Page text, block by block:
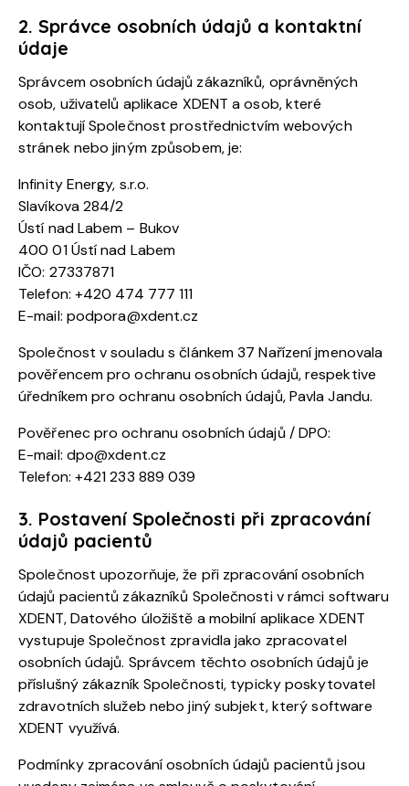
2. Správce osobních údajů a kontaktní
údaje
Správcem osobních údajů zákazníků, oprávněných
osob, uživatelů aplikace XDENT a osob, které
kontaktují Společnost prostřednictvím webových
stránek nebo jiným způsobem, je:
Infinity Energy, s.r.o.
Slavíkova 284/2
Ústí nad Labem – Bukov
400 01 Ústí nad Labem
IČO: 27337871
Telefon: +420 474 777 111
E-mail: podpora@xdent.cz
Společnost v souladu s článkem 37 Nařízení jmenovala
pověřencem pro ochranu osobních údajů, respektive
úředníkem pro ochranu osobních údajů, Pavla Jandu.
Pověřenec pro ochranu osobních údajů / DPO:
E-mail: dpo@xdent.cz
Telefon: +421 233 889 039
3. Postavení Společnosti při zpracování
údajů pacientů
Společnost upozorňuje, že při zpracování osobních
údajů pacientů zákazníků Společnosti v rámci softwaru
XDENT, Datového úložiště a mobilní aplikace XDENT
vystupuje Společnost zpravidla jako zpracovatel
osobních údajů. Správcem těchto osobních údajů je
příslušný zákazník Společnosti, typicky poskytovatel
zdravotních služeb nebo jiný subjekt, který software
XDENT využívá.
Podmínky zpracování osobních údajů pacientů jsou